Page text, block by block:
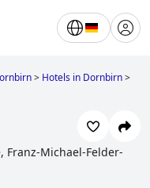
> Hotels in Dornbirn>
Franz-Michael-Felder-